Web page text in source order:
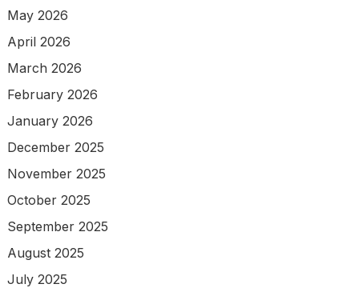
May 2026
April 2026
March 2026
February 2026
January 2026
December 2025
November 2025
October 2025
September 2025
August 2025
July 2025